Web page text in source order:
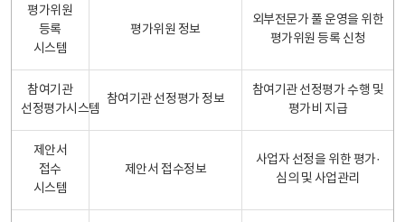
평가위원
등록
시스템
평가위원 정보
외부전문가 풀 운영을 위한
평가위원 등록 신청
참여기관
선정평가시스템
참여기관 선정평가 정보
참여기관 선정평가 수행 및
평가비 지급
제안서
접수
시스템
제안서 접수정보
사업자 선정을 위한 평가·
심의 및 사업관리